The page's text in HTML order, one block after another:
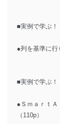
■実例で学ぶ！
●列を基準に
■実例で学ぶ！
●Ｓｍａｒｔ
（110p）